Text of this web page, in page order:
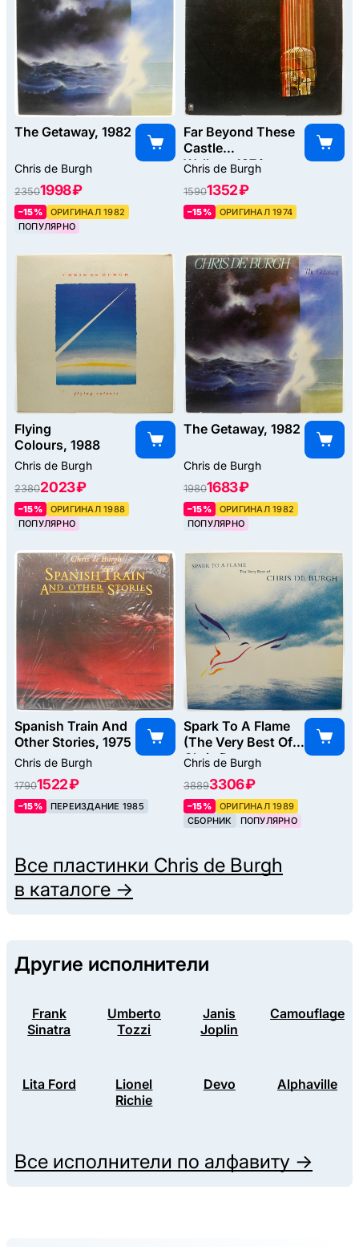
The Getaway, 1982
Chris de Burgh
23501998 ₽
–15%
ОРИГИНАЛ 1982
ПОПУЛЯРНО
Far Beyond These
Castle
Walls..., 1974
Chris de Burgh
15901352 ₽
–15% ОРИГИНАЛ 1974
Flying
Colours, 1988
Chris de Burgh
23802023 ₽
–15%
ОРИГИНАЛ 1988
ПОПУЛЯРНО
The Getaway, 1982
Chris de Burgh
19801683 ₽
–15%
ОРИГИНАЛ 1982
ПОПУЛЯРНО
Spanish Train And
Other Stories, 1975
Chris de Burgh
17901522 ₽
–15% ПЕРЕИЗДАНИЕ 1985
Spark To A Flame
(The Very Best Of
Chris De
Burgh), 1989
Chris de Burgh
38893306 ₽
–15%
ОРИГИНАЛ 1989
СБОРНИК
ПОПУЛЯРНО
Все пластинки Chris de Burgh
в каталоге →
Другие исполнители
Frank
Sinatra
Umberto
Tozzi
Janis
Joplin
Camouflage
Lita Ford
Lionel
Richie
Devo Alphaville
Все исполнители по алфавиту →